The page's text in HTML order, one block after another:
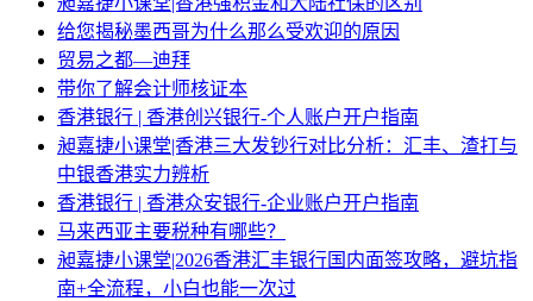
给您揭秘墨西哥为什么那么受欢迎的原因
贸易之都—迪拜
带你了解会计师核证本
香港银行 | 香港创兴银行-个人账户开户指南
昶嘉捷小课堂|香港三大发钞行对比分析：汇丰、渣打与
中银香港实力辨析
香港银行 | 香港众安银行-企业账户开户指南
马来西亚主要税种有哪些？
昶嘉捷小课堂|2026香港汇丰银行国内面签攻略，避坑指
南+全流程，小白也能一次过